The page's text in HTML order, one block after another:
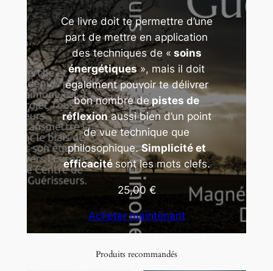
Ce livre doit te permettre d’une
part de mettre en application
des techniques de « soins
énergétiques», mais il doit
également pouvoir te délivrer
bon nombre de pistes de
réflexionaussi bien d’un point
de vue technique que
philosophique.Simplicité et
efficacité sont les mots clefs.
25,00 €
Acheter maintenant
Produits recommandés